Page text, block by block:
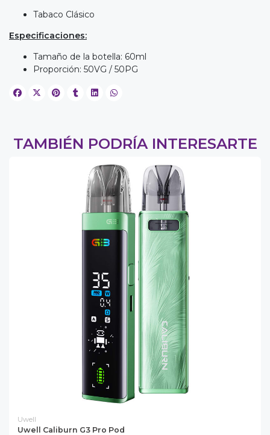
Tabaco Clásico
Especificaciones:
Tamaño de la botella: 60ml
Proporción: 50VG / 50PG
TAMBIÉN PODRÍA INTERESARTE
Uwell
Uwell Caliburn G3 Pro Pod